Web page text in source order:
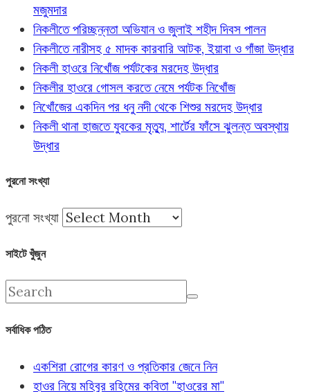
মজুমদার
নিকলীতে পরিচ্ছন্নতা অভিযান ও জুলাই শহীদ দিবস পালন
নিকলীতে নারীসহ ৫ মাদক কারবারি আটক, ইয়াবা ও গাঁজা উদ্ধার
নিকলী হাওরে নিখোঁজ পর্যটকের মরদেহ উদ্ধার
নিকলীর হাওরে গোসল করতে নেমে পর্যটক নিখোঁজ
নিখোঁজের একদিন পর ধনু নদী থেকে শিশুর মরদেহ উদ্ধার
নিকলী থানা হাজতে যুবকের মৃত্যু, শার্টের ফাঁসে ঝুলন্ত অবস্থায়
উদ্ধার
পুরনো সংখ্যা
পুরনো সংখ্যা
সাইটে খুঁজুন
সর্বাধিক পঠিত
একশিরা রোগের কারণ ও প্রতিকার জেনে নিন
হাওর নিয়ে মহিবুর রহিমের কবিতা "হাওরের মা"